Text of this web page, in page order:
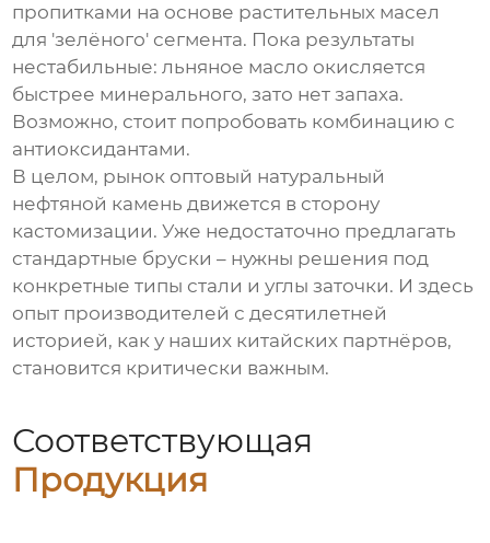
пропитками на основе растительных масел
для 'зелёного' сегмента. Пока результаты
нестабильные: льняное масло окисляется
быстрее минерального, зато нет запаха.
Возможно, стоит попробовать комбинацию с
антиоксидантами.
В целом, рынок оптовый натуральный
нефтяной камень движется в сторону
кастомизации. Уже недостаточно предлагать
стандартные бруски – нужны решения под
конкретные типы стали и углы заточки. И здесь
опыт производителей с десятилетней
историей, как у наших китайских партнёров,
становится критически важным.
Соответствующая
Продукция